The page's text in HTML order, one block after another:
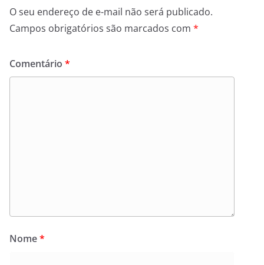
O seu endereço de e-mail não será publicado.
Campos obrigatórios são marcados com *
Comentário *
Nome*